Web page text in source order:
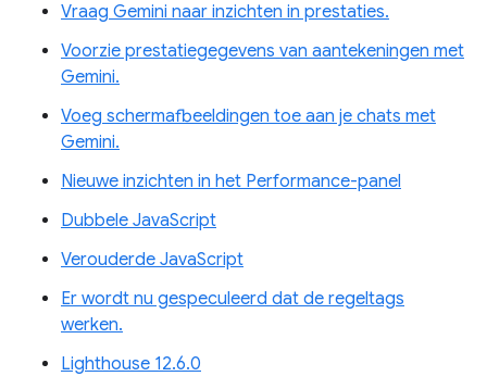
Vraag Gemini naar inzichten in prestaties.
Voorzie prestatiegegevens van aantekeningen met
Gemini.
Voeg schermafbeeldingen toe aan je chats met
Gemini.
Nieuwe inzichten in het Performance-panel
Dubbele JavaScript
Verouderde JavaScript
Er wordt nu gespeculeerd dat de regeltags
werken.
Lighthouse 12.6.0